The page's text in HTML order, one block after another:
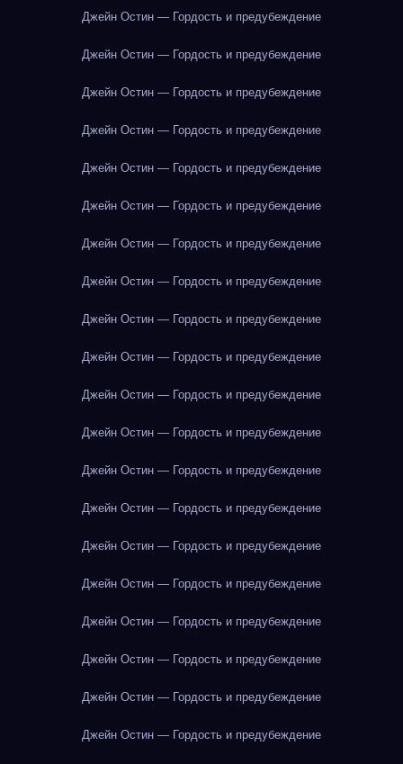
Джейн Остин — Гордость и предубеждение
Джейн Остин — Гордость и предубеждение
Джейн Остин — Гордость и предубеждение
Джейн Остин — Гордость и предубеждение
Джейн Остин — Гордость и предубеждение
Джейн Остин — Гордость и предубеждение
Джейн Остин — Гордость и предубеждение
Джейн Остин — Гордость и предубеждение
Джейн Остин — Гордость и предубеждение
Джейн Остин — Гордость и предубеждение
Джейн Остин — Гордость и предубеждение
Джейн Остин — Гордость и предубеждение
Джейн Остин — Гордость и предубеждение
Джейн Остин — Гордость и предубеждение
Джейн Остин — Гордость и предубеждение
Джейн Остин — Гордость и предубеждение
Джейн Остин — Гордость и предубеждение
Джейн Остин — Гордость и предубеждение
Джейн Остин — Гордость и предубеждение
Джейн Остин — Гордость и предубеждение